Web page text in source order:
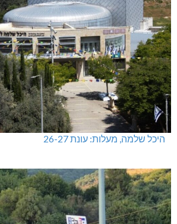
היכל שלמה, מעלות: עונת 26-27